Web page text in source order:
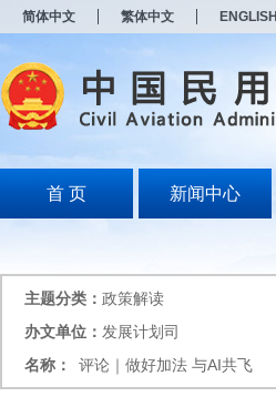
简体中文 繁体中文 ENGLISH
首 页 新闻中心
主题分类： 政策解读
办文单位： 发展计划司
名称：
评论｜做好加法 与AI共飞
打
开
无
障
说
开